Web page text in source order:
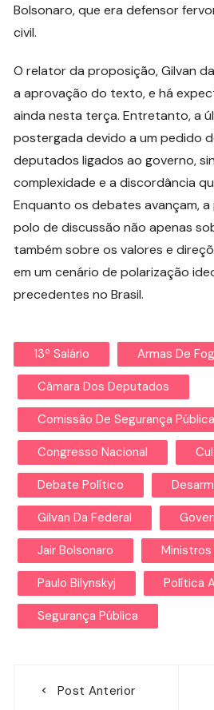
Bolsonaro, que era defensor
civil.
O relator da proposição, Gilvan
a aprovação do texto, e há
ainda nesta terça. Entretanto, a
postergada devido a um pedido
deputados ligados ao governo,
complexidade e a discordância
Enquanto os debates avançam,
polo de discussão não apenas
também sobre os valores e
em um cenário de polarização
precedentes no Brasil.
13º Salário Armas De
Câmara Dos Deputados
Comissão De Segurança Pública
Congresso Nacional
Debate Político
Gilvan Da Federal
Jair Bolsonaro
Paulo Bilynskyj Política
Segurança Pública
Post Anterior